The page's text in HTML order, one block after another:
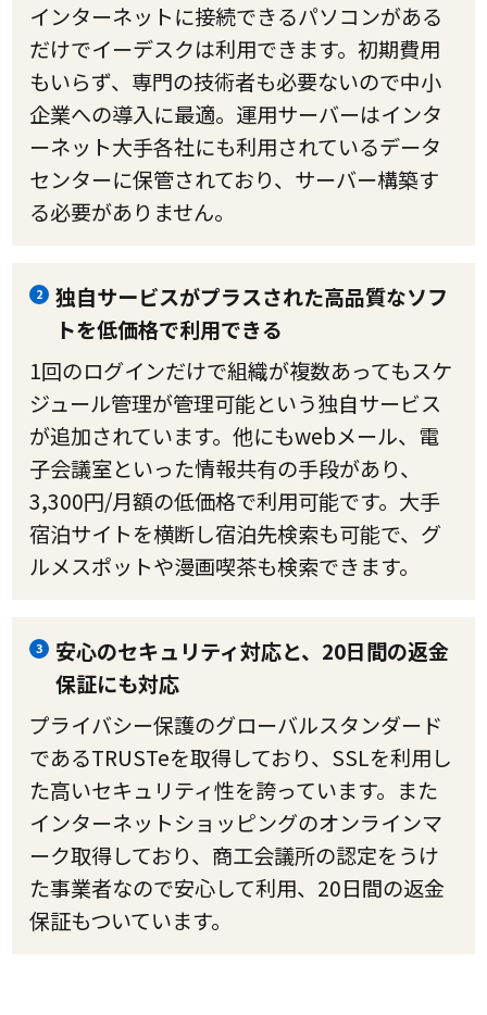
インターネットに接続できるパソコンがある
だけでイーデスクは利用できます。初期費用
もいらず、専門の技術者も必要ないので中小
企業への導入に最適。運用サーバーはインタ
ーネット大手各社にも利用されているデータ
センターに保管されており、サーバー構築す
る必要がありません。
2
独自サービスがプラスされた高品質なソフ
トを低価格で利用できる
1回のログインだけで組織が複数あってもスケ
ジュール管理が管理可能という独自サービス
が追加されています。他にもwebメール、電
子会議室といった情報共有の手段があり、
3,300円/月額の低価格で利用可能です。大手
宿泊サイトを横断し宿泊先検索も可能で、グ
ルメスポットや漫画喫茶も検索できます。
3
安心のセキュリティ対応と、20日間の返金
保証にも対応
プライバシー保護のグローバルスタンダード
であるTRUSTeを取得しており、SSLを利用し
た高いセキュリティ性を誇っています。また
インターネットショッピングのオンラインマ
ーク取得しており、商工会議所の認定をうけ
た事業者なので安心して利用、20日間の返金
保証もついています。